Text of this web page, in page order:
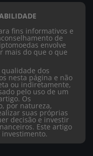
fins informativos e
de
envolve
mais do que o que
qualidade dos
nesta página e não
ou indiretamente,
pelo uso de um
Os
por natureza,
suas próprias
decisão e investir
Este artigo